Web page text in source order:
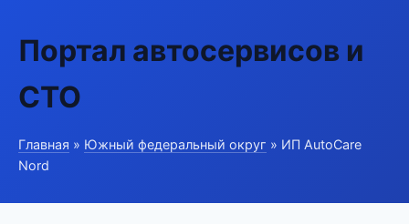
Портал автосервисов и
СТО
Главная » Южный федеральный округ » ИП AutoCare
Nord